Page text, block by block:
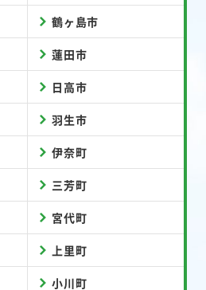
鶴ヶ島市
蓮田市
日高市
羽生市
伊奈町
三芳町
宮代町
上里町
小川町